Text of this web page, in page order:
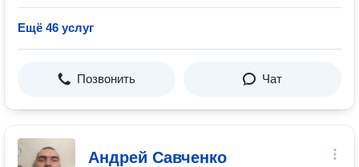
Ещё 46 услуг
Позвонить Чат
Андрей Савченко